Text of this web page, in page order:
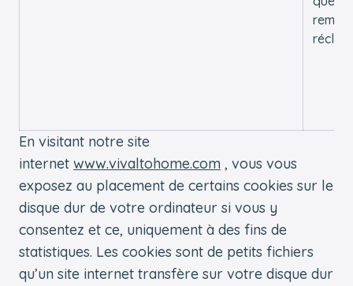
En visitant notre site
internet www.vivaltohome.com , vous vous
exposez au placement de certains cookies sur le
disque dur de votre ordinateur si vous y
consentez et ce, uniquement à des fins de
statistiques. Les cookies sont de petits fichiers
qu’un site internet transfère sur votre disque dur